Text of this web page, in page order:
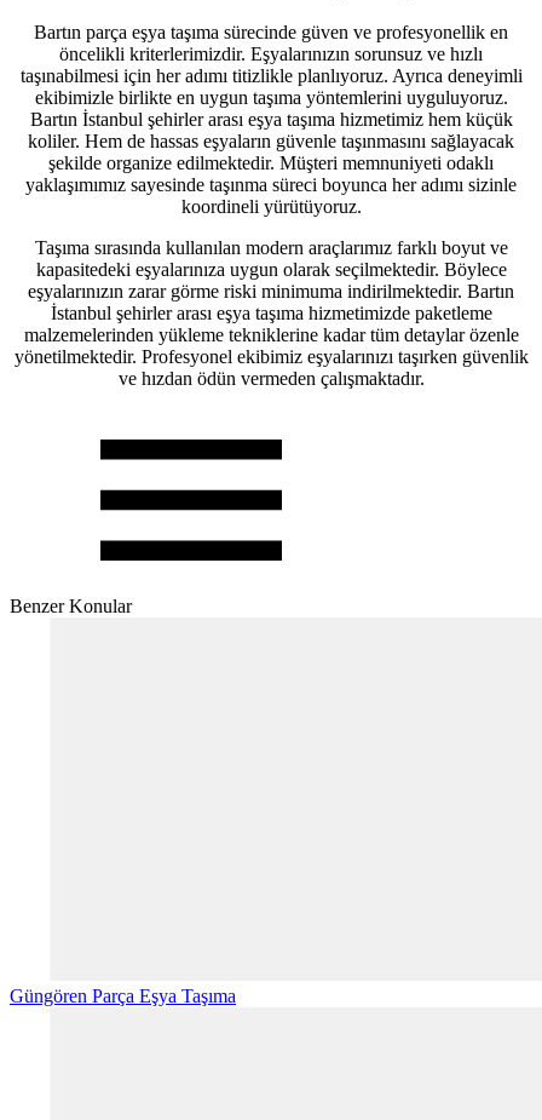
Bartın parça eşya taşıma sürecinde güven ve profesyonellik en
öncelikli kriterlerimizdir. Eşyalarınızın sorunsuz ve hızlı
taşınabilmesi için her adımı titizlikle planlıyoruz. Ayrıca deneyimli
ekibimizle birlikte en uygun taşıma yöntemlerini uyguluyoruz.
Bartın İstanbul şehirler arası eşya taşıma hizmetimiz hem küçük
koliler. Hem de hassas eşyaların güvenle taşınmasını sağlayacak
şekilde organize edilmektedir. Müşteri memnuniyeti odaklı
yaklaşımımız sayesinde taşınma süreci boyunca her adımı sizinle
koordineli yürütüyoruz.
Taşıma sırasında kullanılan modern araçlarımız farklı boyut ve
kapasitedeki eşyalarınıza uygun olarak seçilmektedir. Böylece
eşyalarınızın zarar görme riski minimuma indirilmektedir. Bartın
İstanbul şehirler arası eşya taşıma hizmetimizde paketleme
malzemelerinden yükleme tekniklerine kadar tüm detaylar özenle
yönetilmektedir. Profesyonel ekibimiz eşyalarınızı taşırken güvenlik
ve hızdan ödün vermeden çalışmaktadır.
Benzer Konular
Güngören Parça Eşya Taşıma